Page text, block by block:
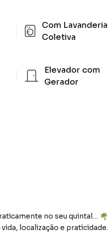
Com Lavanderia
Coletiva
Elevador com
Gerador
no seu quintal… 🌴
localização e praticidade.